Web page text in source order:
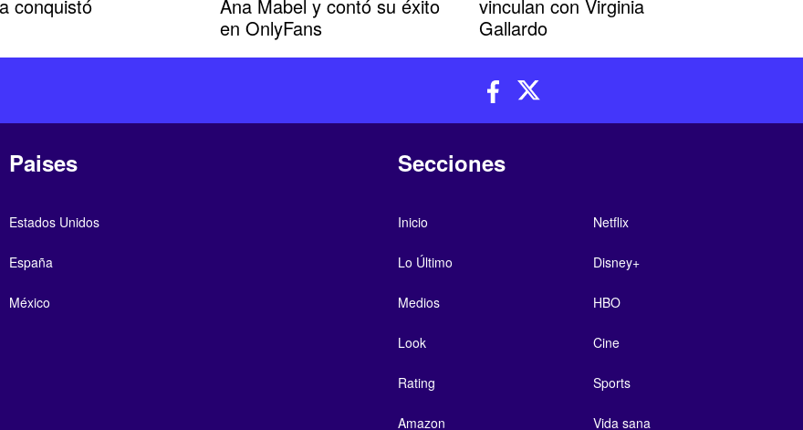
conquistó
Ana Mabel y contó su éxito
en OnlyFans
vinculan con Virginia
Gallardo
Paises
Estados Unidos
España
México
Secciones
Inicio
Lo Último
Medios
Look
Rating
Amazon
Netflix
Disney+
HBO
Cine
Sports
Vida sana